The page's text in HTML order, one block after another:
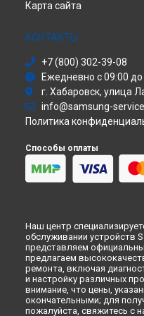
Ремонт телевизора
Ремонт телевизора
Холодильник
Моноблок
Атс
Смарт-часы
Варочная панель
Посудомоечная
Морозильная камера
Кондиционер
Духовой шкаф
Вытяжка
Карта сайта
КОНТАКТЫ
+7 (800) 302-39-08
Ежедневно с 09:00 до
г. Хабаровск, улица
info@samsung-
Политика
Способы оплаты
Наш центр
обслуживании устройств
представляем
предлагаем
ремонта, включая
и настройку различных
внимание, что цены,
окончательными; для
пожалуйста, свяжитесь с